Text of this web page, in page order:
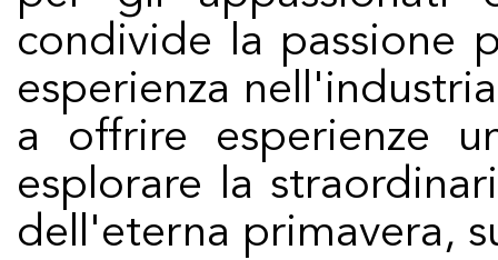
condivide la passione
esperienza
a offrire esperienze
esplorare la
dell'eterna primavera,